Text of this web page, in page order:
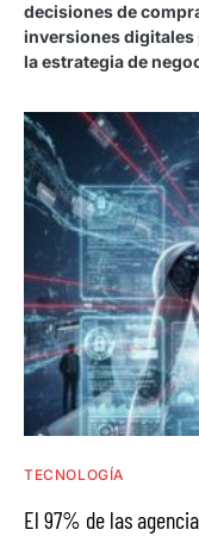
decisiones de
inversiones digitales
la estrategia de
TECNOLOGÍA
El 97% de las